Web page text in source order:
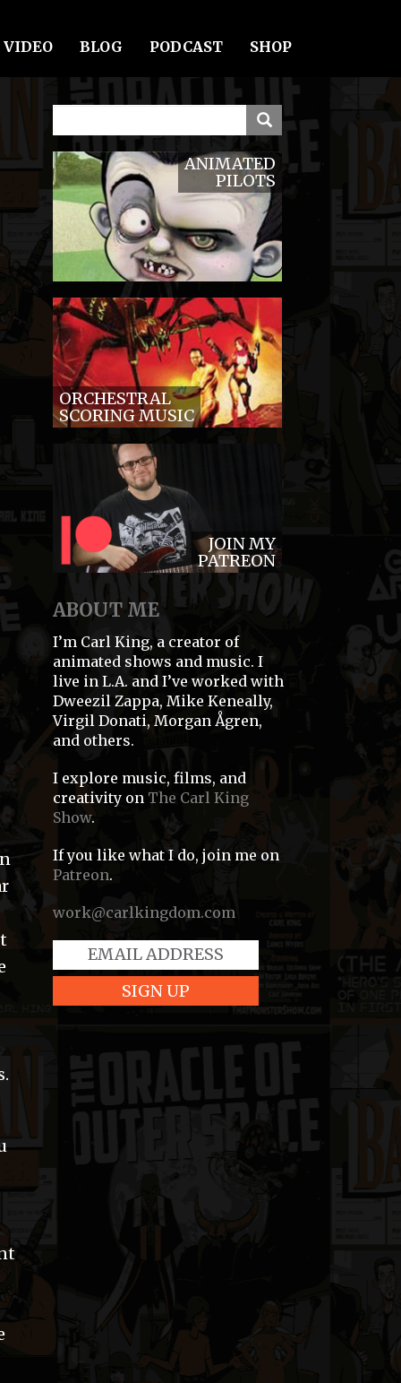
VIDEO BLOG PODCAST SHOP
ANIMATED
PILOTS
ORCHESTRAL
SCORING MUSIC
JOIN MY
PATREON
ABOUT ME
I’m Carl King, a creator of
animated shows and music. I
live in L.A. and I’ve worked with
Dweezil Zappa, Mike Keneally,
Virgil Donati, Morgan Ågren,
and others.
I explore music, films, and
creativity on The Carl King
Show.
If you like what I do, join me on
Patreon.
work@carlkingdom.com